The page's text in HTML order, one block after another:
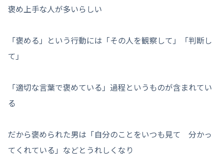
褒め上手な人が多いらしい
「褒める」という行動には「その人を観察して」「判断し
て」
「適切な言葉で褒めている」過程というものが含まれてい
る
だから褒められた男は「自分のことをいつも見て 分かっ
てくれている」などとうれしくなり